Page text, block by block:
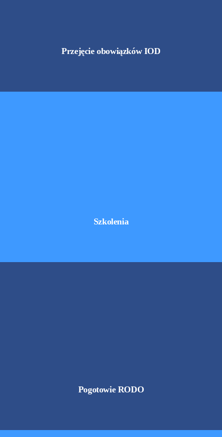
Przejęcie obowiązków IOD
Szkolenia
Pogotowie RODO